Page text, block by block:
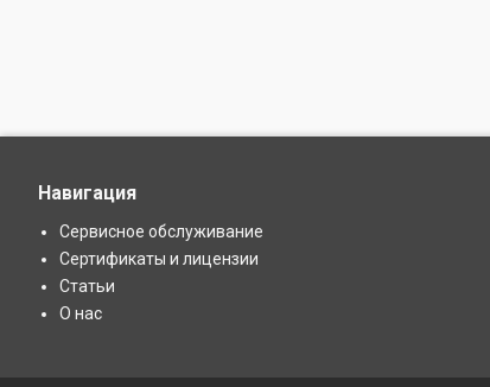
Навигация
Сервисное обслуживание
Сертификаты и лицензии
Статьи
О нас